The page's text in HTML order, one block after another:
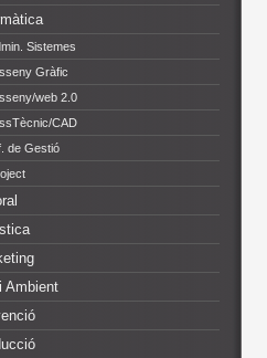
Sistemes
Gràfic
web 2.0
CAD
de Gestió
Ambient